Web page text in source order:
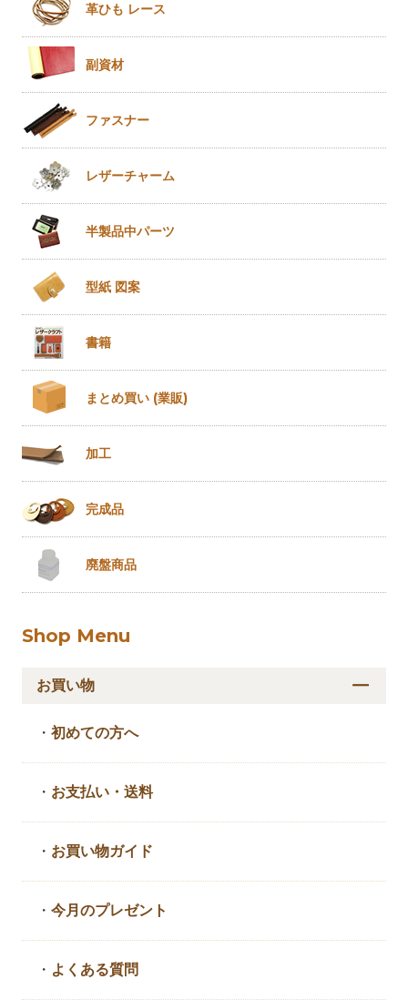
革ひも レース
副資材
ファスナー
レザーチャーム
半製品中パーツ
型紙 図案
書籍
まとめ買い (業販)
加工
完成品
廃盤商品
Shop Menu
お買い物
・初めての方へ
・ お支払い・送料
・ お買い物ガイド
・今月のプレゼント
・ よくある質問